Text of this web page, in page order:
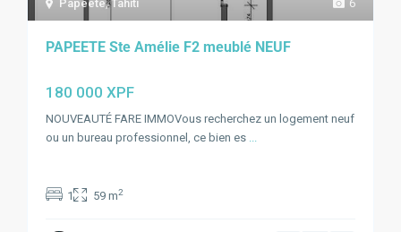
6
Papeete,Tahiti
PAPEETE Ste Amélie F2 meublé NEUF
180 000 XPF
NOUVEAUTÉ FARE IMMOVous recherchez un logement neuf
ou un bureau professionnel, ce bien es ...
1 59 m2